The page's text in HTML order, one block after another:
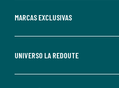
MARCAS EXCLUSIVAS
UNIVERSO LA REDOUTE